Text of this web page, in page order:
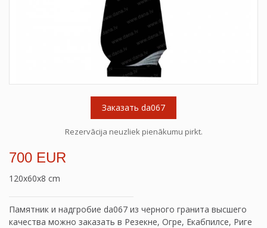
Заказать da067
Rezervācija neuzliek pienākumu pirkt.
700 EUR
120x60x8 cm
Памятник и надгробие da067 из черного гранита высшего
качества можно заказать в Резекне, Огре, Екабпилсе, Риге